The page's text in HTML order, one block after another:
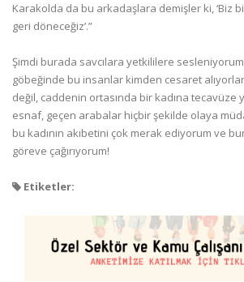
Karakolda da bu arkadaşlara demişler ki, ‘Biz
geri döneceğiz’.”
Şimdi burada savcılara yetkililere
göbeğinde bu insanlar kimden cesaret
değil, caddenin ortasında bir kadına
esnaf, geçen arabalar hiçbir şekilde olaya
bu kadının akıbetini çok merak ediyorum ve
göreve çağırıyorum!
Etiketler: